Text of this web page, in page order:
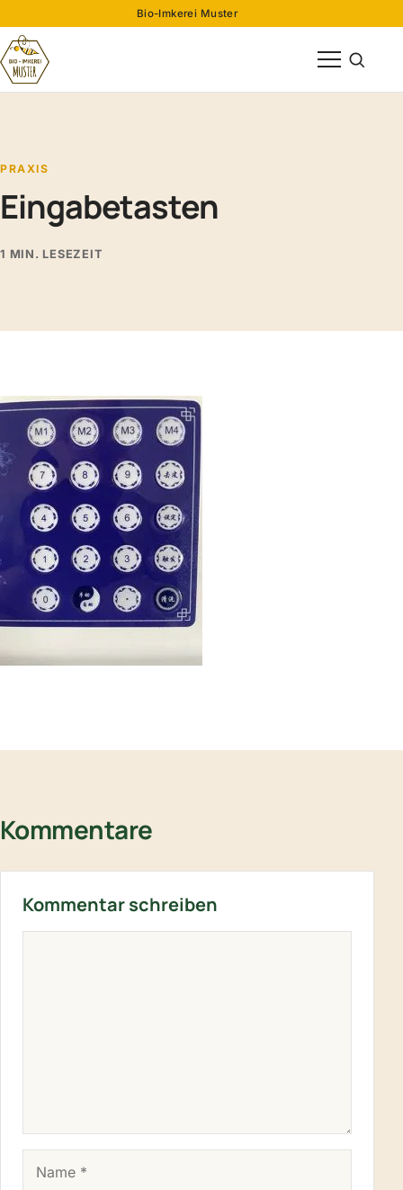
Bio-Imkerei Muster
Menü öffnen
Suche
PRAXIS
Eingabetasten
1 MIN. LESEZEIT
Kommentare
Kommentar schreiben